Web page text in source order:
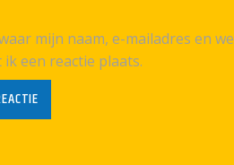
mijn naam, e-mailadres en
ik een reactie plaats.